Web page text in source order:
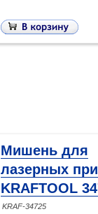
Мишень для
лазерных
KRAFTOOL
KRAF-34725